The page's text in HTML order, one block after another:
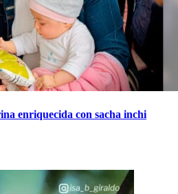
enriquecida con sacha inchi